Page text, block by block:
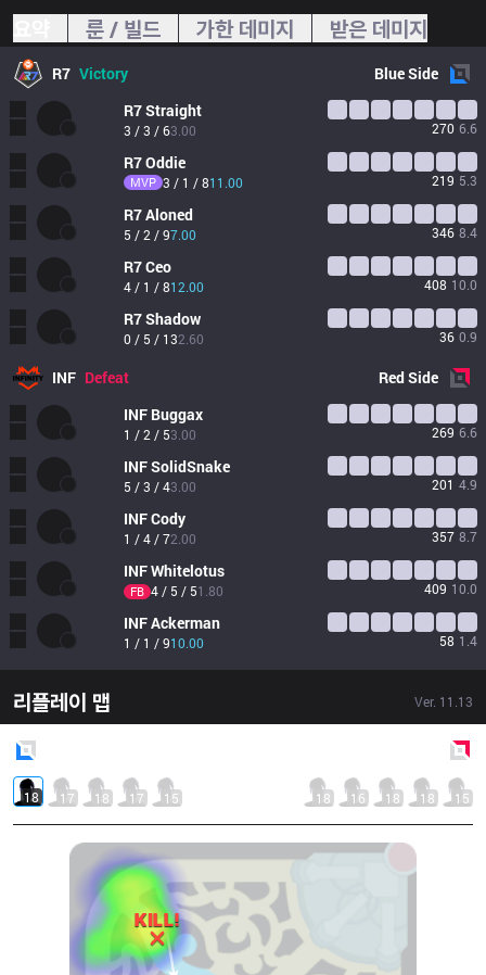
룬 / 빌드 가한 데미지 받은 데미지
R7 Victory BlueSide
R7Straight
3 / 3 / 63.00 270 6.6
R7Oddie
MVP 3 / 1 / 811.00 219 5.3
R7Aloned
5 / 2 / 97.00 346 8.4
R7Ceo
4 / 1 / 812.00 408 10.0
R7Shadow
0 / 5 / 132.60 36 0.9
INF Defeat RedSide
INF Buggax
1 / 2 / 53.00 269 6.6
INFSolidSnake
5 / 3 / 43.00 201 4.9
INFCody
1 / 4 / 72.00 357 8.7
INFWhitelotus
FB 4 / 5 / 51.80 409 10.0
INFAckerman
1 / 1 / 910.00 58 1.4
리플레이 맵 Ver. 11.13
18 17 18 17 15 18 16 18 18 15